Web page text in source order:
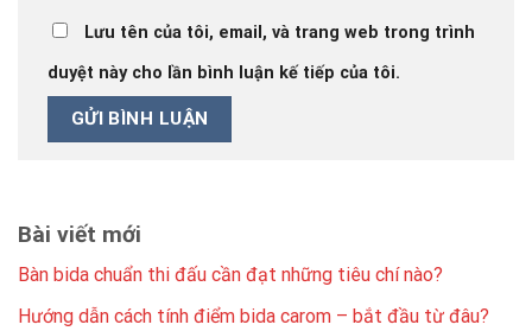
Lưu tên của tôi, email, và trang web trong trình
duyệt này cho lần bình luận kế tiếp của tôi.
Bài viết mới
Bàn bida chuẩn thi đấu cần đạt những tiêu chí nào?
Hướng dẫn cách tính điểm bida carom – bắt đầu từ đâu?